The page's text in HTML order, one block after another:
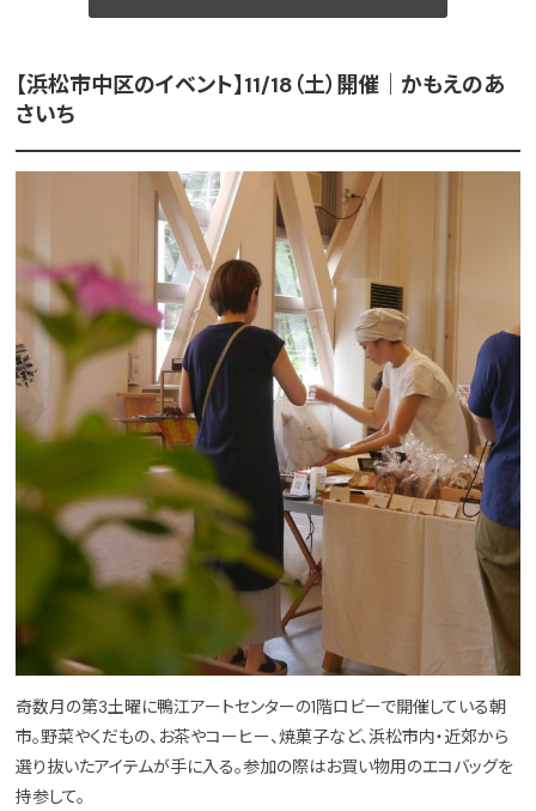
【浜松市中区のイベント】11/18（土）開催｜かもえのあ
さいち
奇数月の第3土曜に鴨江アートセンターの1階ロビーで開催している朝
市。野菜やくだもの、お茶やコーヒー、焼菓子など、浜松市内・近郊から
選り抜いたアイテムが手に入る。参加の際はお買い物用のエコバッグを
持参して。